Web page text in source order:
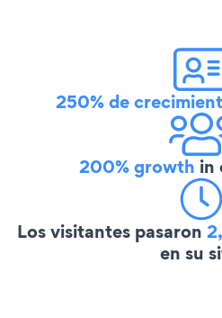
250% de
200% growth in
Los visitantes pasaron
en su